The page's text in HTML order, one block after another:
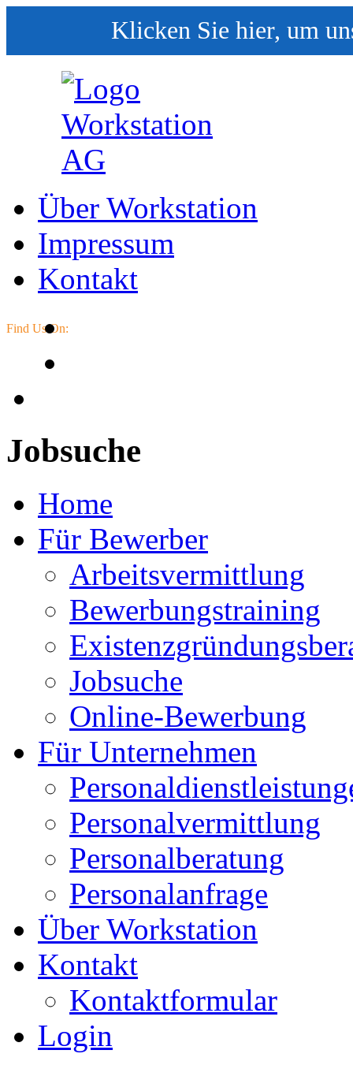
Klicken Sie hier, um
Über Workstation
Impressum
Kontakt
Find Us On:
Jobsuche
Home
Für Bewerber
Arbeitsvermittlung
Bewerbungstraining
Jobsuche
Online-Bewerbung
Für Unternehmen
Personalvermittlung
Personalberatung
Personalanfrage
Über Workstation
Kontakt
Kontaktformular
Login